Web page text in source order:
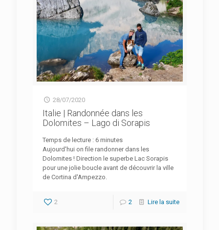
28/07/2020
Italie | Randonnée dans les
Dolomites – Lago di Sorapis
Temps de lecture : 6 minutes
Aujourd'hui on file randonner dans les
Dolomites ! Direction le superbe Lac Sorapis
pour une jolie boucle avant de découvrir la ville
de Cortina d'Ampezzo.
2 2 Lire la suite